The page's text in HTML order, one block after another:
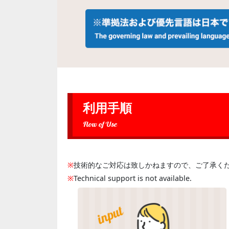
利用手順
Flow of Use
※技術的なご対応は致しかねますので、ご了承く
※Technical support is not available.